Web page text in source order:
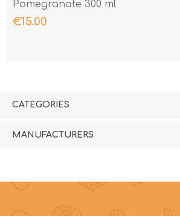
Pomegranate 300 ml
€15.00
CATEGORIES
MANUFACTURERS